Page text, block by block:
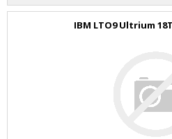
IBM LTO9 Ultrium